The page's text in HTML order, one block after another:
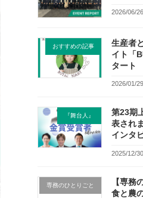
2026/06/26
おすすめの記事
生産者
イト「
タート
2026/01/29
『舞台人』
第23期
表され
インタ
2025/12/30
専務のひとりごと
【専務
食と農